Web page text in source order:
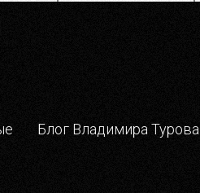
Блог Владимира Турова